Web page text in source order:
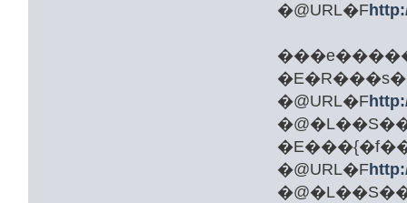
�@URL�F
�@URL�F
�@URL�F